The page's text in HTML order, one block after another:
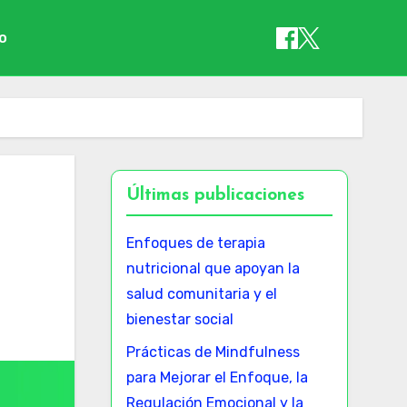
Últimas publicaciones
Enfoques de terapia
nutricional que apoyan la
salud comunitaria y el
bienestar social
Prácticas de Mindfulness
para Mejorar el Enfoque, la
Regulación Emocional y la